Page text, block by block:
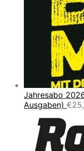
Jahresabo
Ausgaben) €